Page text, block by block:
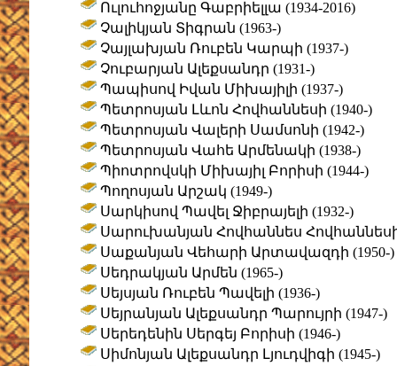
Ուլուհոջյանը Գաբրիելլա (1934-2016)
Չալիկյան Տիգրան (1963-)
Չայլախյան Ռուբեն Կարպի (1937-)
Չուբարյան Ալեքսանդր (1931-)
Պապիսով Իվան Միխայիլի (1937-)
Պետրոսյան Լևոն Հովհաննեսի (1940-)
Պետրոսյան Վալերի Սամսոնի (1942-)
Պետրոսյան Վահե Արմենակի (1938-)
Պիոտրովսկի Միխայիլ Բորիսի (1944-)
Պողոսյան Արշակ (1949-)
Սարկիսով Պավել Ջիբրայելի (1932-)
Սարուխանյան Հովհաննես Հովհաննեսի
Սաքանյան Վեհարի Արտավազդի (1950-)
Սեդրակյան Արմեն (1965-)
Սեյսյան Ռուբեն Պավելի (1936-)
Սեյրանյան Ալեքսանդր Պարույրի (1947-)
Սերեդենին Սերգեյ Բորիսի (1946-)
Սիմոնյան Ալեքսանդր Լյուդվիգի (1945-)